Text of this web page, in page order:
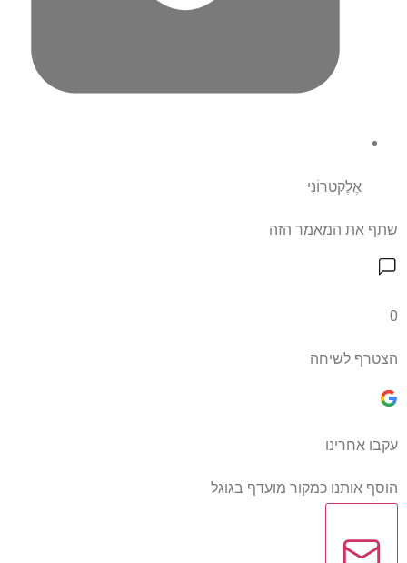
אֶלֶקטרוֹנִי
שתף את המאמר הזה
0
הצטרף לשיחה
עקבו אחרינו
הוסף אותנו כמקור מועדף בגוגל